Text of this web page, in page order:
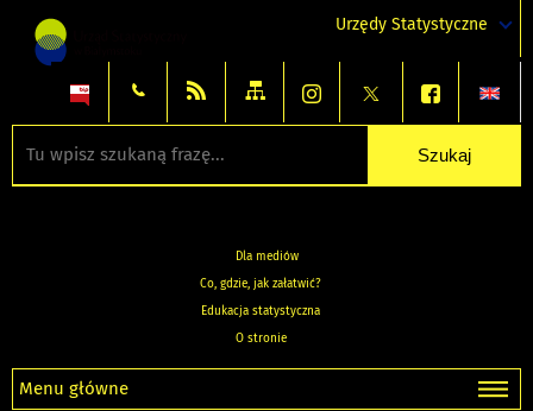
tekst
czarnym
tekst
czarnym
tekst
żółtym
Urzędy Statystyczne
Dla mediów
Co, gdzie, jak załatwić?
Edukacja statystyczna
O stronie
Menu główne